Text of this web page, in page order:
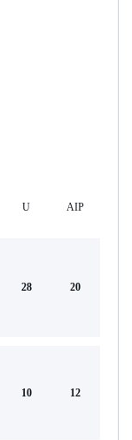
U AIP
28 20
10 12